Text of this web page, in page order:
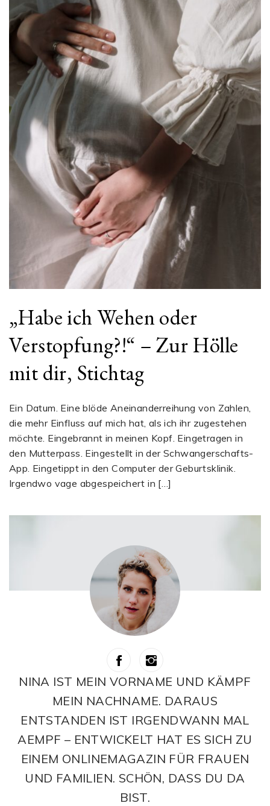
„Habe ich Wehen oder
Verstopfung?!“ – Zur Hölle
mit dir, Stichtag
Ein Datum. Eine blöde Aneinanderreihung von Zahlen,
die mehr Einfluss auf mich hat, als ich ihr zugestehen
möchte. Eingebrannt in meinen Kopf. Eingetragen in
den Mutterpass. Eingestellt in der Schwangerschafts-
App. Eingetippt in den Computer der Geburtsklinik.
Irgendwo vage abgespeichert in […]
NINA IST MEIN VORNAME UND KÄMPF
MEIN NACHNAME. DARAUS
ENTSTANDEN IST IRGENDWANN MAL
AEMPF – ENTWICKELT HAT ES SICH ZU
EINEM ONLINEMAGAZIN FÜR FRAUEN
UND FAMILIEN. SCHÖN, DASS DU DA
BIST.